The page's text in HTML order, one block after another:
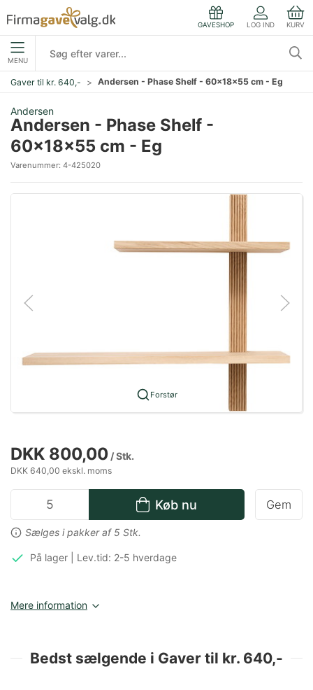
GAVESHOP LOG IND KURV
MENU
Gaver til kr. 640,- Andersen - Phase Shelf - 60x18x55 cm - Eg
Andersen
Andersen - Phase Shelf -
60x18x55 cm - Eg
Varenummer: 4-425020
Forstør
DKK 800,00 / Stk.
DKK 640,00 ekskl. moms
Køb nu
Sælges i pakker af 5 Stk.
Gem
På lager | Lev.tid: 2-5 hverdage
Mere information
Bedst sælgende i Gaver til kr. 640,-